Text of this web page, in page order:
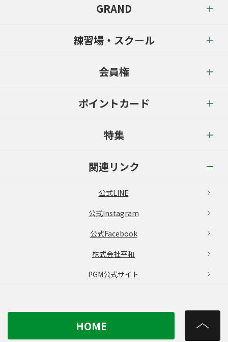
GRAND
練習場・スクール
会員権
ポイントカード
特集
関連リンク
公式LINE
公式Instagram
公式Facebook
株式会社平和
PGM公式サイト
HOME